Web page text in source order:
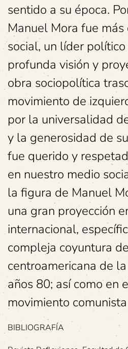
sentido a su época.
Manuel Mora fue
social, un líder
profunda visión y
obra sociopolítica
movimiento de
por la universalidad
y la generosidad de
fue querido y
en nuestro medio
la figura de Manuel
una gran proyección
internacional,
compleja coyuntura
centroamericana de
años 80; así como en
movimiento
BIBLIOGRAFÍA